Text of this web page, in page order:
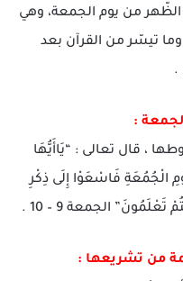
من يوم الجمعة، وهي
تيسّر من القرآن بعد
.
، قال تعالى : “يَاأَيُّهَا
الْجُمُعَةِ فَاسْعَوْا إِلَى ذِكْرِ
الجمعة 9 – 10 .